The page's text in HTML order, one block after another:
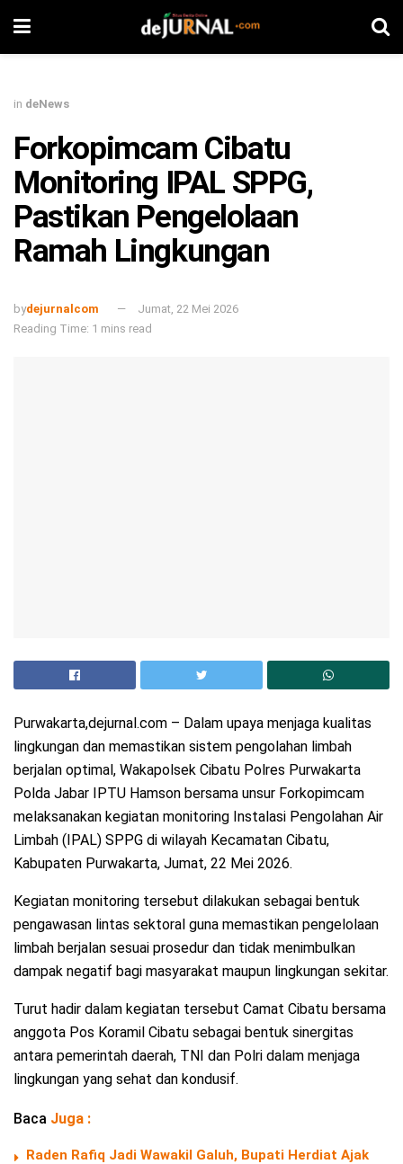
in deNews
Forkopimcam Cibatu
Monitoring IPAL SPPG,
Pastikan Pengelolaan
Ramah Lingkungan
bydejurnalcom
Jumat, 22 Mei 2026
Reading Time: 1 mins read
Purwakarta,dejurnal.com – Dalam upaya menjaga kualitas
lingkungan dan memastikan sistem pengolahan limbah
berjalan optimal, Wakapolsek Cibatu Polres Purwakarta
Polda Jabar IPTU Hamson bersama unsur Forkopimcam
melaksanakan kegiatan monitoring Instalasi Pengolahan Air
Limbah (IPAL) SPPG di wilayah Kecamatan Cibatu,
Kabupaten Purwakarta, Jumat, 22 Mei 2026.
Kegiatan monitoring tersebut dilakukan sebagai bentuk
pengawasan lintas sektoral guna memastikan pengelolaan
limbah berjalan sesuai prosedur dan tidak menimbulkan
dampak negatif bagi masyarakat maupun lingkungan sekitar.
Turut hadir dalam kegiatan tersebut Camat Cibatu bersama
anggota Pos Koramil Cibatu sebagai bentuk sinergitas
antara pemerintah daerah, TNI dan Polri dalam menjaga
lingkungan yang sehat dan kondusif.
Baca Juga :
Raden Rafiq Jadi Wawakil Galuh, Bupati Herdiat Ajak